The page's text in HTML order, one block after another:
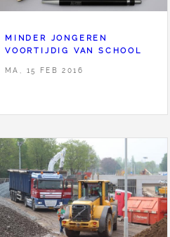
MINDER JONGEREN
VOORTIJDIG VAN SCHOOL
MA, 15 FEB 2016